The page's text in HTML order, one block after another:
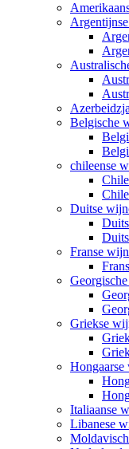
Belgische
chileense
Duitse
Franse
Griekse
Hongaarse
Italiaanse
Libanese